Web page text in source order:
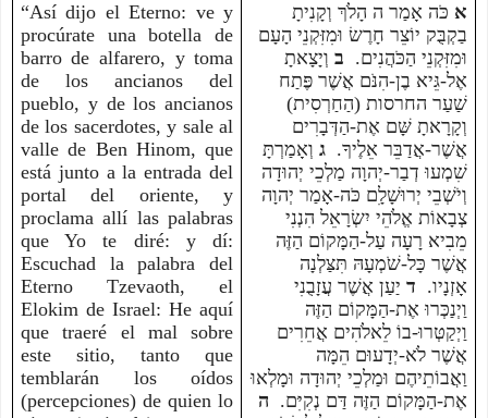
“Así dijo el Eterno: ve y
procúrate una botella de
barro de alfarero, y toma
de los ancianos del
pueblo, y de los ancianos
de los sacerdotes, y sale al
valle de Ben Hinom, que
está junto a la entrada del
portal del oriente, y
proclama allí las palabras
que Yo te diré: y dí:
Escuchad la palabra del
Eterno Tzevaoth, el
Elokim de Israel: He aquí
que traeré el mal sobre
este sitio, tanto que
temblarán los oídos
(percepciones) de quien lo
אכֹּה אָמַר ה הָלֹךְ וְקָנִיתָ
בַקְבֻּק יוֹצֵר חָרֶשׂ וּמִזִּקְנֵי הָעָם
וּמִזִּקְנֵי הַכֹּהֲנִים. בוְיָצָאתָ
אֶל-גֵּיא בֶן-הִנֹּם אֲשֶׁר פֶּתַח
שַׁעַר החרסות (הַחַרְסִית)
וְקָרָאתָ שָּׁם אֶת-הַדְּבָרִים
אֲשֶׁר-אֲדַבֵּר אֵלֶיךָ. גוְאָמַרְתָּ
שִׁמְעוּ דְבַר-יְהוָה מַלְכֵי יְהוּדָה
וְיֹשְׁבֵי יְרוּשָׁלִָם כֹּה-אָמַר יְהוָה
צְבָאוֹת אֱלֹהֵי יִשְׂרָאֵל הִנְנִי
מֵבִיא רָעָה עַל-הַמָּקוֹם הַזֶּה
אֲשֶׁר כָּל-שֹׁמְעָהּ תִּצַּלְנָה
אָזְנָיו. דיַעַן אֲשֶׁר עֲזָבֻנִי
וַיְנַכְּרוּ אֶת-הַמָּקוֹם הַזֶּה
וַיְקַטְּרוּ-בוֹ לֵאלֹהִים אֲחֵרִים
אֲשֶׁר לֹא-יְדָעוּם הֵמָּה
וַאֲבוֹתֵיהֶם וּמַלְכֵי יְהוּדָה וּמָלְאוּ
אֶת-הַמָּקוֹם הַזֶּה דַּם נְקִיִּם. ה